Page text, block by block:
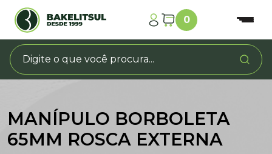
0
MANÍPULO BORBOLETA
65MM ROSCA EXTERNA